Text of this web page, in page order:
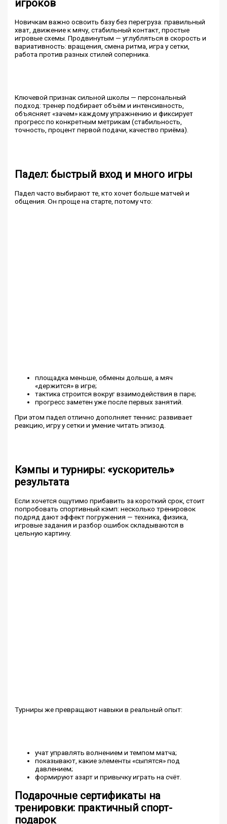
игроков
Новичкам важно освоить базу без перегруза: правильный
хват, движение к мячу, стабильный контакт, простые
игровые схемы. Продвинутым — углубляться в скорость и
вариативность: вращения, смена ритма, игра у сетки,
работа против разных стилей соперника.
Ключевой признак сильной школы — персональный
подход: тренер подбирает объём и интенсивность,
объясняет «зачем» каждому упражнению и фиксирует
прогресс по конкретным метрикам (стабильность,
точность, процент первой подачи, качество приёма).
Падел: быстрый вход и много игры
Падел часто выбирают те, кто хочет больше матчей и
общения. Он проще на старте, потому что:
площадка меньше, обмены дольше, а мяч
«держится» в игре;
тактика строится вокруг взаимодействия в паре;
прогресс заметен уже после первых занятий.
При этом падел отлично дополняет теннис: развивает
реакцию, игру у сетки и умение читать эпизод.
Кэмпы и турниры: «ускоритель»
результата
Если хочется ощутимо прибавить за короткий срок, стоит
попробовать спортивный кэмп: несколько тренировок
подряд дают эффект погружения — техника, физика,
игровые задания и разбор ошибок складываются в
цельную картину.
Турниры же превращают навыки в реальный опыт:
учат управлять волнением и темпом матча;
показывают, какие элементы «сыпятся» под
давлением;
формируют азарт и привычку играть на счёт.
Подарочные сертификаты на
тренировки: практичный спорт-
подарок